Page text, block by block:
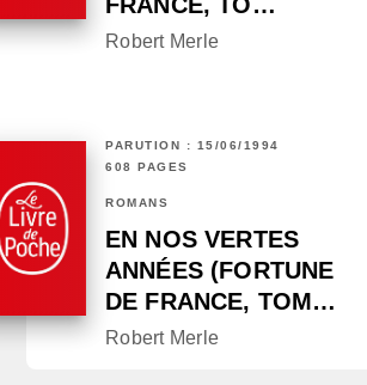
Robert Merle
PARUTION : 15/06/1994
608 PAGES
ROMANS
EN NOS VERTES
ANNÉES (FORTUNE
DE FRANCE, TOM…
Robert Merle